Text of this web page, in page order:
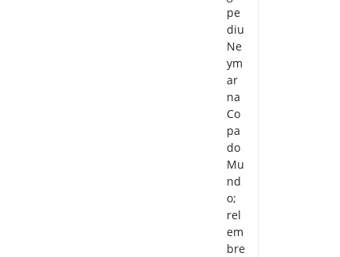
pe
diu
Ne
ym
ar
na
Co
pa
do
Mu
nd
o;
rel
em
bre